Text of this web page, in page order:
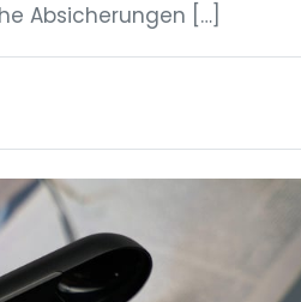
Absicherungen […]